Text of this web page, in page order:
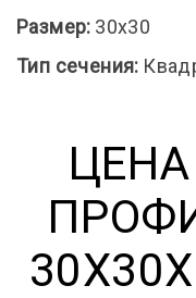
Размер: 30x30
Тип сечения: